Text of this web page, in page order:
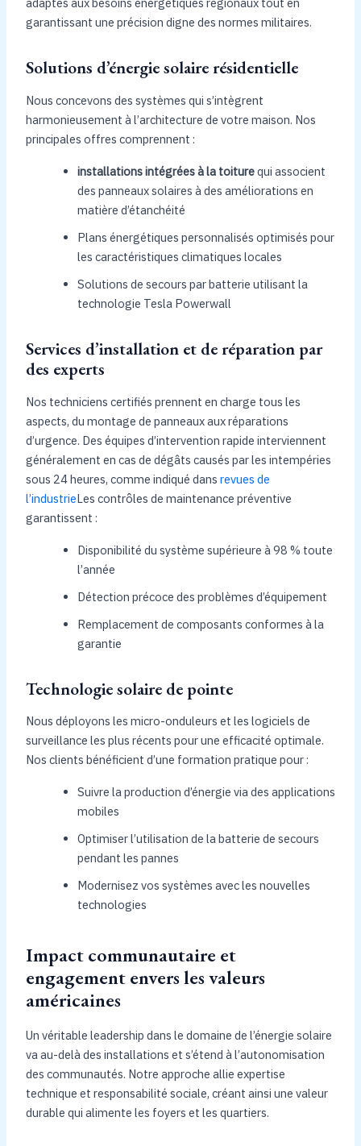
garantissant une précision digne des normes militaires.
Solutions d’énergie solaire résidentielle
Nous concevons des systèmes qui s’intègrent
harmonieusement à l’architecture de votre maison. Nos
principales offres comprennent :
installations intégrées à la toiturequi associent
des panneaux solaires à des améliorations en
matière d’étanchéité
Plans énergétiques personnalisés optimisés pour
les caractéristiques climatiques locales
Solutions de secours par batterie utilisant la
technologie Tesla Powerwall
Services d’installation et de réparation par
des experts
Nos techniciens certifiés prennent en charge tous les
aspects, du montage de panneaux aux réparations
d’urgence. Des équipes d’intervention rapide interviennent
généralement en cas de dégâts causés par les intempéries
sous 24 heures, comme indiqué dans revues de
l’industrieLes contrôles de maintenance préventive
garantissent :
Disponibilité du système supérieure à 98 % toute
l’année
Détection précoce des problèmes d’équipement
Remplacement de composants conformes à la
garantie
Technologie solaire de pointe
Nous déployons les micro-onduleurs et les logiciels de
surveillance les plus récents pour une efficacité optimale.
Nos clients bénéficient d’une formation pratique pour :
Suivre la production d’énergie via des applications
mobiles
Optimiser l’utilisation de la batterie de secours
pendant les pannes
Modernisez vos systèmes avec les nouvelles
technologies
Impact communautaire et
engagement envers les valeurs
américaines
Un véritable leadership dans le domaine de l’énergie solaire
va au-delà des installations et s’étend à l’autonomisation
des communautés. Notre approche allie expertise
technique et responsabilité sociale, créant ainsi une valeur
durable qui alimente les foyers et les quartiers.